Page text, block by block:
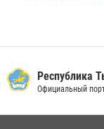
Спортсмены
Чемпионата по
Республика
Официальный